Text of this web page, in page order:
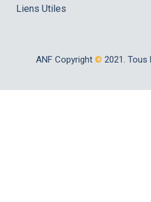
Liens Utiles
ANF Copyright © 2021.